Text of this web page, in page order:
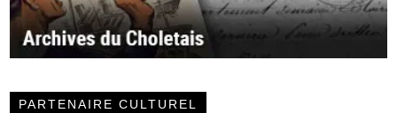
PARTENAIRE CULTUREL